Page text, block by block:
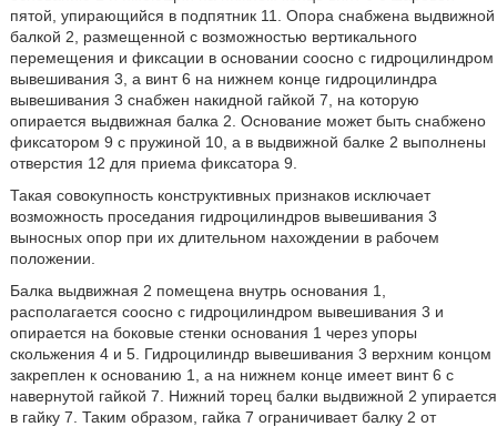
пятой, упирающийся в подпятник 11. Опора снабжена выдвижной
балкой 2, размещенной с возможностью вертикального
перемещения и фиксации в основании соосно с гидроцилиндром
вывешивания 3, а винт 6 на нижнем конце гидроцилиндра
вывешивания 3 снабжен накидной гайкой 7, на которую
опирается выдвижная балка 2. Основание может быть снабжено
фиксатором 9 с пружиной 10, а в выдвижной балке 2 выполнены
отверстия 12 для приема фиксатора 9.
Такая совокупность конструктивных признаков исключает
возможность проседания гидроцилиндров вывешивания 3
выносных опор при их длительном нахождении в рабочем
положении.
Балка выдвижная 2 помещена внутрь основания 1,
располагается соосно с гидроцилиндром вывешивания 3 и
опирается на боковые стенки основания 1 через упоры
скольжения 4 и 5. Гидроцилиндр вывешивания 3 верхним концом
закреплен к основанию 1, а на нижнем конце имеет винт 6 с
навернутой гайкой 7. Нижний торец балки выдвижной 2 упирается
в гайку 7. Таким образом, гайка 7 ограничивает балку 2 от